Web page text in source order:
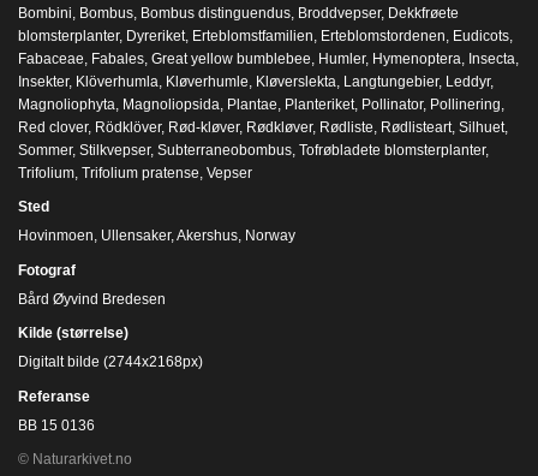
Bombini Bombus Bombus distinguendus Broddvepser, Dekkfrøete
blomsterplanter, Dyreriket Erteblomstfamilien Erteblomstordenen Eudicots
Fabaceae Fabales Great yellow bumblebee Humler, Hymenoptera Insecta
Insekter, Klöverhumla Kløverhumle Kløverslekta Langtungebier, Leddyr,
Magnoliophyta Magnoliopsida Plantae Planteriket Pollinator, Pollinering
Red clover, Rödklöver, Rød-kløver, Rødkløver, Rødliste Rødlisteart Silhuet
Sommer, Stilkvepser, Subterraneobombus Tofrøbladete blomsterplanter,
Trifolium Trifolium pratense Vepser
Sted
Hovinmoen, Ullensaker, Akershus, Norway
Fotograf
Bård Øyvind Bredesen
Kilde (størrelse)
Digitalt bilde (2744x2168px)
Referanse
BB 15 0136
© Naturarkivet.no